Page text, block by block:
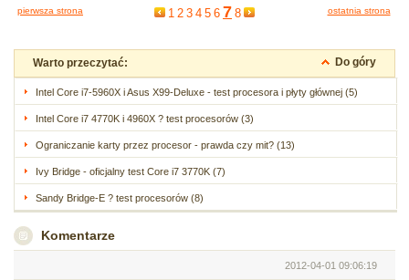
pierwsza strona 1 2 3 4 5 6 7 8 ostatnia strona
Warto przeczytać: Do góry
Intel Core i7-5960X i Asus X99-Deluxe - test procesora i płyty głównej (5)
Intel Core i7 4770K i 4960X ? test procesorów (3)
Ograniczanie karty przez procesor - prawda czy mit? (13)
Ivy Bridge - oficjalny test Core i7 3770K (7)
Sandy Bridge-E ? test procesorów (8)
Komentarze
2012-04-01 09:06:19